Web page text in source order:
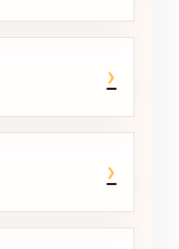
›
›